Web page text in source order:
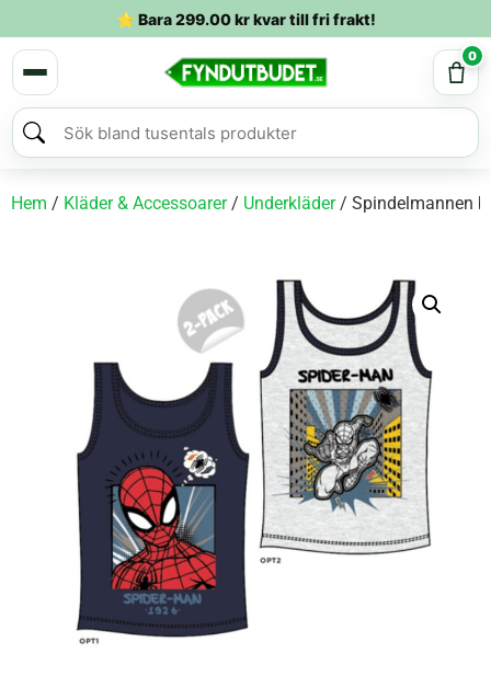
⭐ Bara299.00krkvar till fri frakt!
0
Hem / Kläder & Accessoarer/ Underkläder/ Spindelmannen